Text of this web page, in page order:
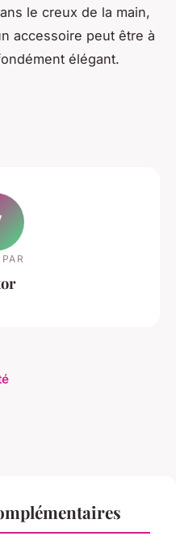
le creux de la main,
accessoire peut être à
élégant.